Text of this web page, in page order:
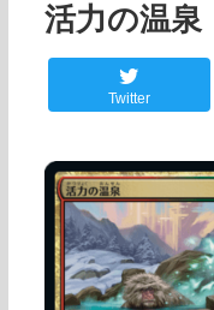
活力の温泉
Twitter